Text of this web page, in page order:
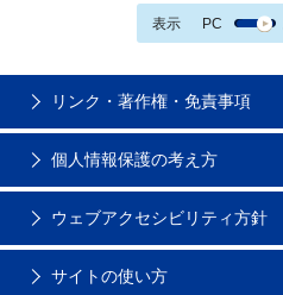
表示 PC
リンク・著作権・免責事項
個人情報保護の考え方
ウェブアクセシビリティ方針
サイトの使い方